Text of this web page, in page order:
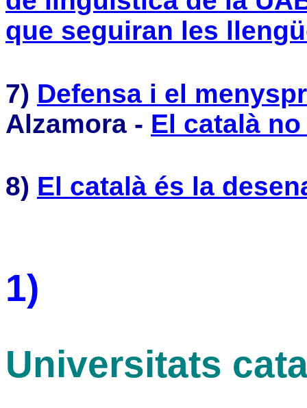
que seguiran les
7) Defensa i el
Alzamora - El català
8) El català és la
1)
Universitats